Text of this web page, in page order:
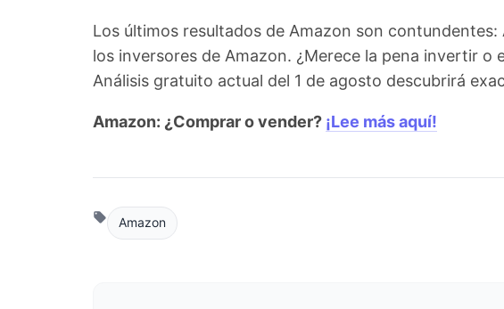
Los últimos resultados de Amazon son
los inversores de Amazon. ¿Merece la pena invertir o
Análisis gratuito actual del 1 de agosto descubrirá
Amazon: ¿Comprar o vender? ¡Lee más aquí!
Amazon